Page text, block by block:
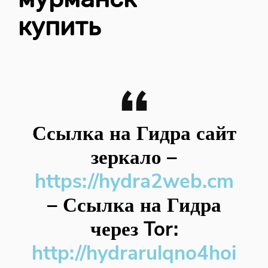
купить
Ссылка на Гидра сайт
зеркало –
https://hydra2web.cm
– Ссылка на Гидра
через Tor:
http://hydrarulqno4hoi